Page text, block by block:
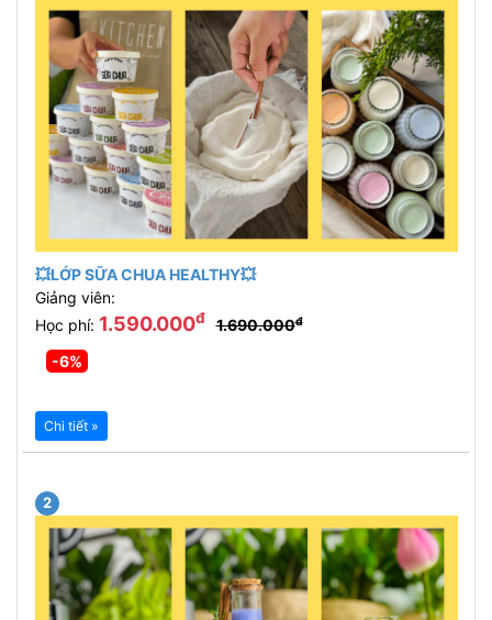
💥LỚP SỮA CHUA HEALTHY💥
Giảng viên:
Học phí: 1.590.000đ 1.690.000đ
-6%
Chi tiết »
2